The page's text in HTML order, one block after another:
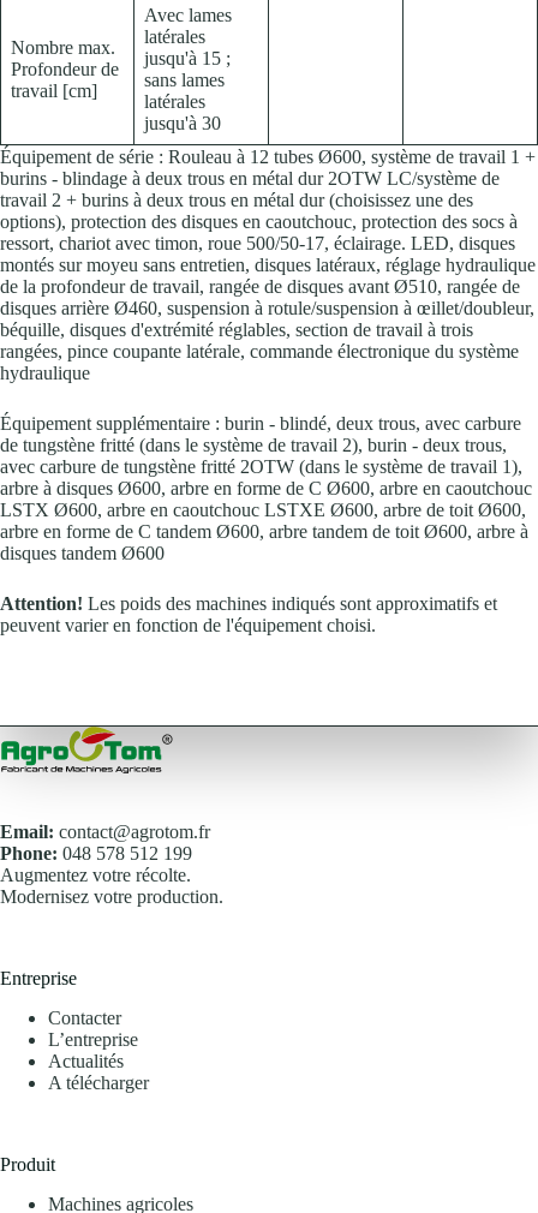
Nombre max.
Profondeur de
travail [cm]
Avec lames
latérales
jusqu'à 15 ;
sans lames
latérales
jusqu'à 30
Équipement de série : Rouleau à 12 tubes Ø600, système de travail 1 +
burins - blindage à deux trous en métal dur 2OTW LC/système de
travail 2 + burins à deux trous en métal dur (choisissez une des
options), protection des disques en caoutchouc, protection des socs à
ressort, chariot avec timon, roue 500/50-17, éclairage. LED, disques
montés sur moyeu sans entretien, disques latéraux, réglage hydraulique
de la profondeur de travail, rangée de disques avant Ø510, rangée de
disques arrière Ø460, suspension à rotule/suspension à œillet/doubleur,
béquille, disques d'extrémité réglables, section de travail à trois
rangées, pince coupante latérale, commande électronique du système
hydraulique
Équipement supplémentaire : burin - blindé, deux trous, avec carbure
de tungstène fritté (dans le système de travail 2), burin - deux trous,
avec carbure de tungstène fritté 2OTW (dans le système de travail 1),
arbre à disques Ø600, arbre en forme de C Ø600, arbre en caoutchouc
LSTX Ø600, arbre en caoutchouc LSTXE Ø600, arbre de toit Ø600,
arbre en forme de C tandem Ø600, arbre tandem de toit Ø600, arbre à
disques tandem Ø600
Attention! Les poids des machines indiqués sont approximatifs et
peuvent varier en fonction de l'équipement choisi.
Email: contact@agrotom.fr
Phone: 048 578 512 199
Augmentez votre récolte.
Modernisez votre production.
Entreprise
Contacter
L’entreprise
Actualités
A télécharger
Produit
Machines agricoles